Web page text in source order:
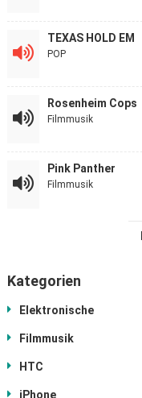
TEXAS HOLD EM
POP
Rosenheim Cops
Filmmusik
Pink Panther
Filmmusik
Kategorien
Elektronische
Filmmusik
HTC
iPhone